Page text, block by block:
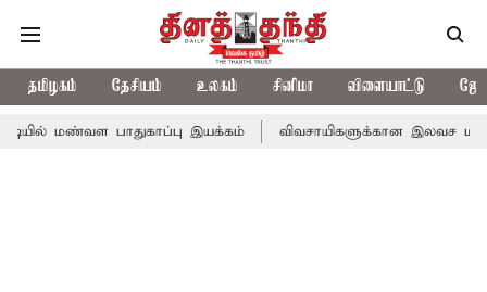
தமிழகம் தேசியம் உலகம் சினிமா விளையாட்டு
பாதுகாப்பு இயக்கம் விவசாயிகளுக்கான இலவச